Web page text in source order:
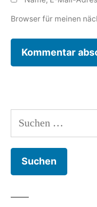
Browser für meinen
Suchen
nach: